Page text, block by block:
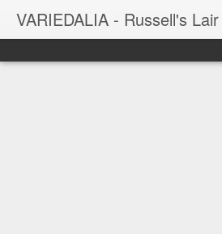
VARIEDALIA - Russell's Lair